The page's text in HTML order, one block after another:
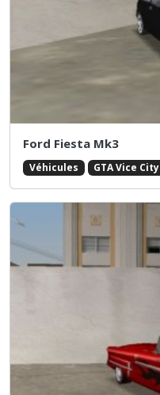
Ford Fiesta Mk3
Véhicules GTA Vice City